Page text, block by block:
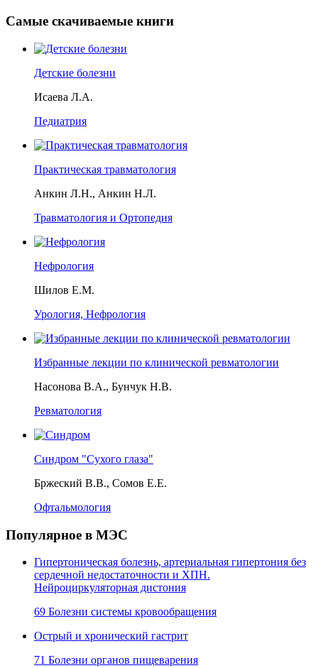
Самые скачиваемые книги
Детские болезни
Исаева Л.А.
Педиатрия
Практическая травматология
Анкин Л.Н., Анкин Н.Л.
Травматология и Ортопедия
Нефрология
Шилов Е.М.
Урология, Нефрология
Избранные лекции по клинической ревматологии
Насонова В.А., Бунчук Н.В.
Ревматология
Синдром "Сухого глаза"
Бржеский В.В., Сомов Е.Е.
Офтальмология
Популярное в МЭС
Гипертоническая болезнь, артериальная гипертония без
сердечной недостаточности и ХПН.
Нейроциркуляторная дистония
69 Болезни системы кровообращения
Острый и хронический гастрит
71 Болезни органов пищеварения